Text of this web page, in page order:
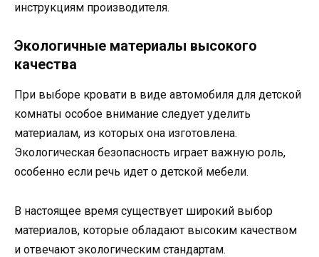
инструкциям производителя.
Экологичные материалы высокого
качества
При выборе кровати в виде автомобиля для детской
комнаты особое внимание следует уделить
материалам, из которых она изготовлена.
Экологическая безопасность играет важную роль,
особенно если речь идет о детской мебели.
В настоящее время существует широкий выбор
материалов, которые обладают высоким качеством
и отвечают экологическим стандартам.